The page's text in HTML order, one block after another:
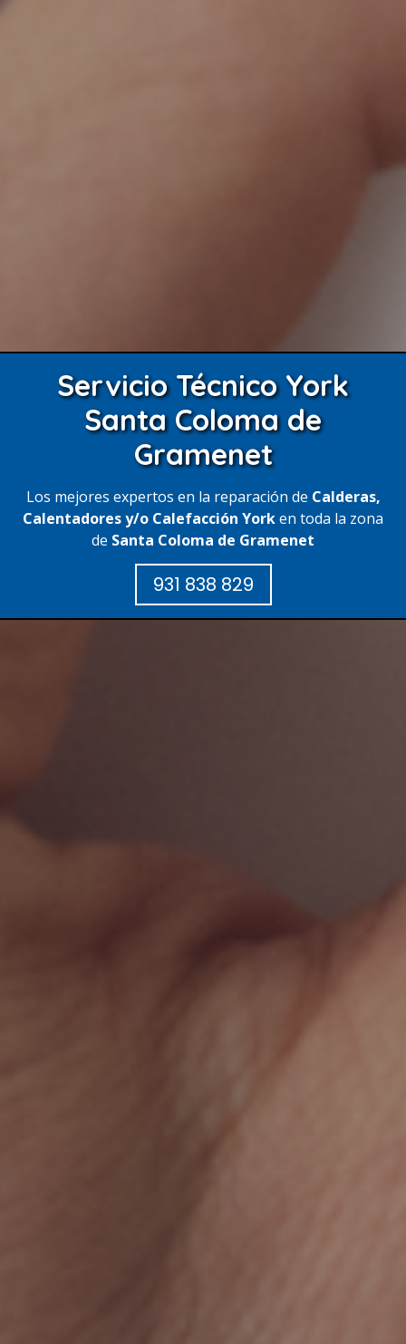
Servicio Técnico York
Santa Coloma de
Gramenet
Los mejores expertos en la reparación de Calderas,
Calentadores y/o Calefacción Yorken toda la zona
de Santa Coloma de Gramenet
931 838 829